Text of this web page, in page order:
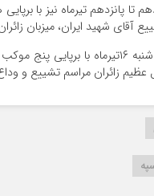
تا پانزدهم تیرماه نیز با
آقای شهید ایران، میزبان
عظیم زائران مراسم تشییع و